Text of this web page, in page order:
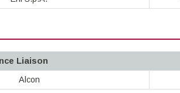
Liaison
Alcon